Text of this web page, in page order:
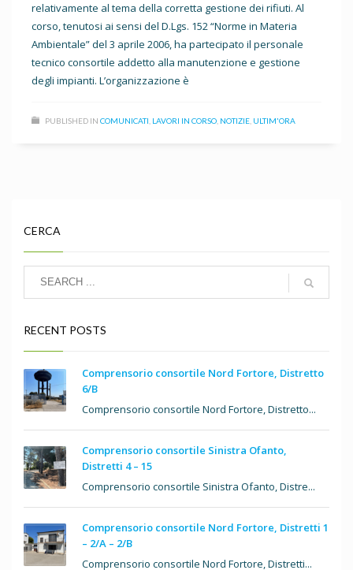
relativamente al tema della corretta gestione dei rifiuti. Al
corso, tenutosi ai sensi del D.Lgs. 152 “Norme in Materia
Ambientale” del 3 aprile 2006, ha partecipato il personale
tecnico consortile addetto alla manutenzione e gestione
degli impianti. L’organizzazione è
PUBLISHED IN COMUNICATI LAVORI IN CORSO NOTIZIE ULTIM'ORA
CERCA
RECENT POSTS
Comprensorio consortile Nord Fortore, Distretto
6/B
Comprensorio consortile Nord Fortore, Distretto...
Comprensorio consortile Sinistra Ofanto,
Distretti 4 – 15
Comprensorio consortile Sinistra Ofanto, Distre...
Comprensorio consortile Nord Fortore, Distretti 1
– 2/A – 2/B
Comprensorio consortile Nord Fortore, Distretti...